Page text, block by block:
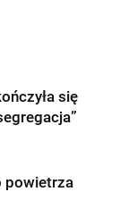
się
powietrza